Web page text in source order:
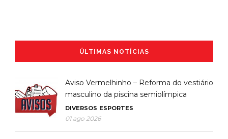
ÚLTIMAS NOTÍCIAS
Aviso Vermelhinho – Reforma do vestiário
masculino da piscina semiolímpica
DIVERSOS ESPORTES
01 ago 2026